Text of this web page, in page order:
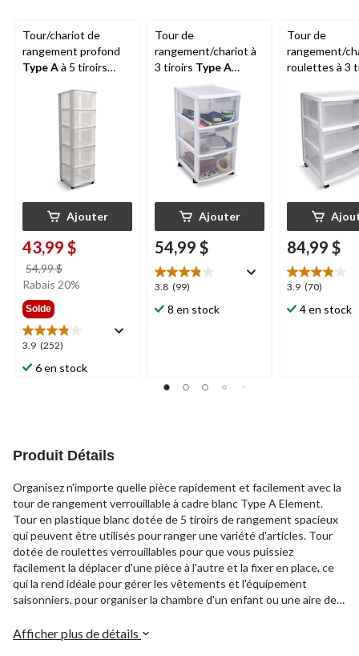
Tour/chariot de
rangement profond
Type Aà 5 tiroirs
gris clair, 39 po
Ajouter
43,99 $
54,99 $
était
Rabais 20%
Solde
3.9 (252)
3.9
étoile(s)
sur
6 en stock
Tour de
rangement/chariot à
3 tiroirs Type A
Element avec
roulettes, cadre blanc
transparent
verrouillable, 26 po
Ajouter
54,99 $
3.8 (99)
3.8
étoile(s)
sur
8 en stock
Tour de
rangement/
roulettes à 3
cadre
blanc,
84,99 $
3.9 (70)
3.9
étoile(s)
sur
4 en stock
Produit Détails
Organisez n'importe quelle pièce rapidement et facilement avec la
tour de rangement verrouillable à cadre blanc Type A Element.
Tour en plastique blanc dotée de 5 tiroirs de rangement spacieux
qui peuvent être utilisés pour ranger une variété d'articles. Tour
dotée de roulettes verrouillables pour que vous puissiez
facilement la déplacer d'une pièce à l'autre et la fixer en place, ce
qui la rend idéale pour gérer les vêtements et l'équipement
saisonniers, pour organiser la chambre d'un enfant ou une aire de
Afficher plus de détails